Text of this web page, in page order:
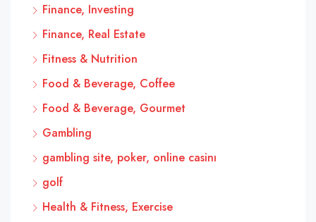
Finance, Investing
Finance, Real Estate
Fitness & Nutrition
Food & Beverage, Coffee
Food & Beverage, Gourmet
Gambling
gambling site, poker, online casinı
golf
Health & Fitness, Exercise